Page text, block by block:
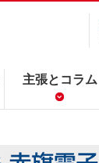
主張とコラム